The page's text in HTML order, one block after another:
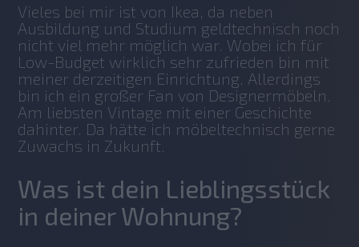
Vieles bei mir ist von Ikea, da neben
Ausbildung und Studium geldtechnisch noch
nicht viel mehr möglich war. Wobei ich für
Low-Budget wirklich sehr zufrieden bin mit
meiner derzeitigen Einrichtung. Allerdings
bin ich ein großer Fan von Designermöbeln.
Am liebsten Vintage mit einer Geschichte
dahinter. Da hätte ich möbeltechnisch gerne
Zuwachs in Zukunft.
Was ist dein Lieblingsstück
in deiner Wohnung?